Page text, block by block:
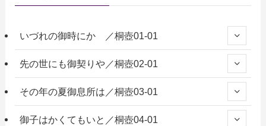
いづれの御時にか ／桐壺01-01
先の世にも御契りや／桐壺02-01
その年の夏御息所は／桐壺03-01
御子はかくてもいと／桐壺04-01